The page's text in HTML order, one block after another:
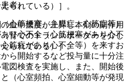
られている）］。
血中濃度が上昇し本剤の副作用
腎でのトランスポーターを介し
られている）］。
者）
心筋梗塞、弁膜症、心筋症等）
り心不全（心筋梗塞があり心不
筋症があり心不全等）を来すお
ら開始するなど投与量に十分注
図検査を実施し、また、開始後
（心室頻拍、心室細動等が発現